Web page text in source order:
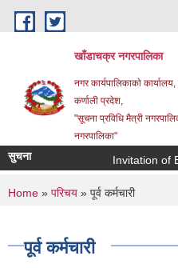
Skip to main content
खाँडाचक्र नगरपालिका
नगर कार्यपालिकाकाे
क‍र्णाली प्रदेश,
"सूचना प्रविधि मैत्री
नगरपालिका"
सुचना Invitation of
You are here
Home » परिचय » पूर्व कर्मचारी
पूर्व कर्मचारी